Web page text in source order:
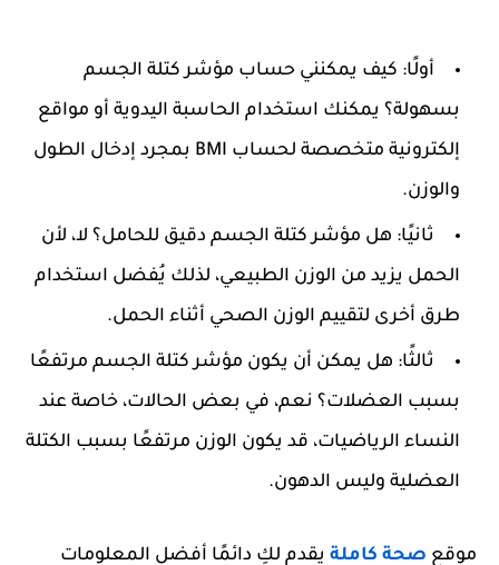
أولًا: كيف يمكنني حساب مؤشر كتلة الجسم
بسهولة؟ يمكنك استخدام الحاسبة اليدوية أو مواقع
إلكترونية متخصصة لحساب BMI بمجرد إدخال الطول
والوزن.
ثانيًا: هل مؤشر كتلة الجسم دقيق للحامل؟ لا، لأن
الحمل يزيد من الوزن الطبيعي، لذلك يُفضل استخدام
طرق أخرى لتقييم الوزن الصحي أثناء الحمل.
ثالثًا: هل يمكن أن يكون مؤشر كتلة الجسم مرتفعًا
بسبب العضلات؟ نعم، في بعض الحالات، خاصة عند
النساء الرياضيات، قد يكون الوزن مرتفعًا بسبب الكتلة
العضلية وليس الدهون.
موقع صحة كاملة يقدم لكِ دائمًا أفضل المعلومات